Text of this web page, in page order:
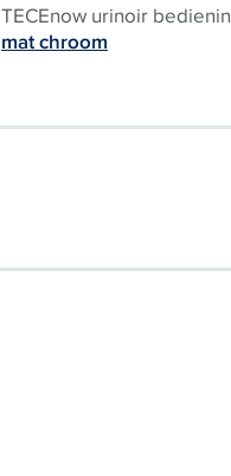
TECEnow urinoir
mat chroom